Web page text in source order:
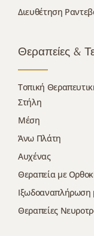
Διευθέτηση
Θεραπείες &
Τοπική
Στήλη
Μέση
Άνω Πλάτη
Αυχένας
Θεραπεία με
Ιξωδοαναπλήρωση
Θεραπείες